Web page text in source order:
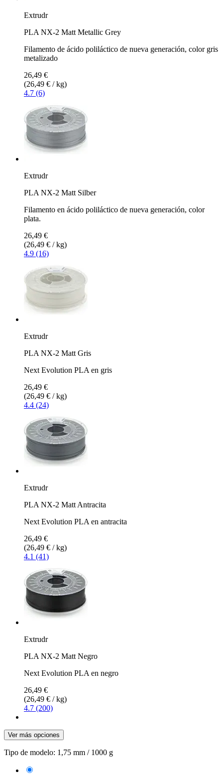
Extrudr
PLA NX-2 Matt Metallic Grey
Filamento de ácido poliláctico de nueva generación, color gris
metalizado
26,49 €
(26,49 € / kg)
4.7 (6)
Extrudr
PLA NX-2 Matt Silber
Filamento en ácido poliláctico de nueva generación, color
plata.
26,49 €
(26,49 € / kg)
4.9 (16)
Extrudr
PLA NX-2 Matt Gris
Next Evolution PLA en gris
26,49 €
(26,49 € / kg)
4.4 (24)
Extrudr
PLA NX-2 Matt Antracita
Next Evolution PLA en antracita
26,49 €
(26,49 € / kg)
4.1 (41)
Extrudr
PLA NX-2 Matt Negro
Next Evolution PLA en negro
26,49 €
(26,49 € / kg)
4.7 (200)
Ver más opciones
Tipo de modelo: 1,75 mm / 1000 g